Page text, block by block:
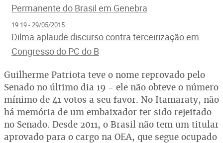
Permanente do Brasil em Genebra
19:19 - 29/05/2015
Dilma aplaude discurso contra terceirização em
Congresso do PC do B
Guilherme Patriota teve o nome reprovado pelo
Senado no último dia 19 - ele não obteve o número
mínimo de 41 votos a seu favor. No Itamaraty, não
há memória de um embaixador ter sido rejeitado
no Senado. Desde 2011, o Brasil não tem um titular
aprovado para o cargo na OEA, que segue ocupado